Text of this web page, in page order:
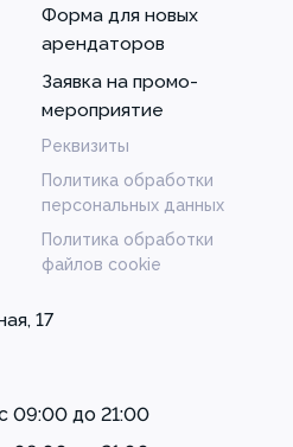
Форма для новых
арендаторов
Заявка на промо-
мероприятие
Реквизиты
Политика обработки
персональных данных
Политика обработки
файлов cookie
17
09:00 до 21:00